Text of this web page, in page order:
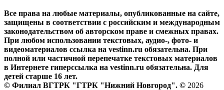
Все права на любые материалы, опубликованные на сайте,
защищены в соответствии с российским и международным
законодательством об авторском праве и смежных правах.
При любом использовании текстовых, аудио-, фото- и
видеоматериалов ссылка на vestinn.ru обязательна. При
полной или частичной перепечатке текстовых материалов
в Интернете гиперссылка на vestinn.ru обязательна. Для
детей старше 16 лет.
© Филиал ВГТРК "ГТРК "Нижний Новгород". © 2026